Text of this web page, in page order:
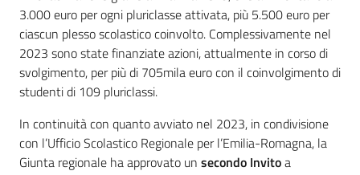
3.000 euro per ogni pluriclasse attivata, più 5.500 euro per
ciascun plesso scolastico coinvolto. Complessivamente nel
2023 sono state finanziate azioni, attualmente in corso di
svolgimento, per più di 705mila euro con il coinvolgimento di
studenti di 109 pluriclassi.
In continuità con quanto avviato nel 2023, in condivisione
con l’Ufficio Scolastico Regionale per l’Emilia-Romagna, la
Giunta regionale ha approvato un secondo Invitoa